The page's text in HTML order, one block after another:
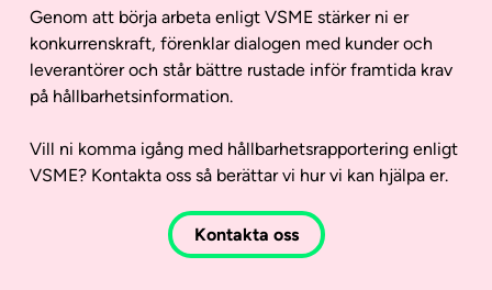
Genom att börja arbeta enligt VSME stärker ni er
konkurrenskraft, förenklar dialogen med kunder och
leverantörer och står bättre rustade inför framtida krav
på hållbarhetsinformation.
Vill ni komma igång med hållbarhetsrapportering enligt
VSME? Kontakta oss så berättar vi hur vi kan hjälpa er.
Kontakta oss